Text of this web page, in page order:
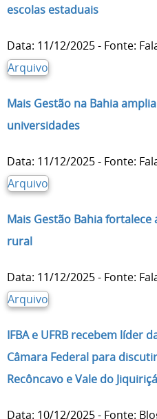
escolas estaduais
Data: 11/12/2025 - Fonte:
Arquivo
Mais Gestão na Bahia
universidades
Data: 11/12/2025 - Fonte:
Arquivo
Mais Gestão Bahia
rural
Data: 11/12/2025 - Fonte:
Arquivo
IFBA e UFRB recebem líder
Câmara Federal para
Recôncavo e Vale do Jiquiriçá
Data: 10/12/2025 - Fonte: